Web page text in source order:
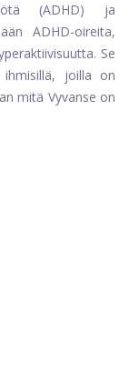
(ADHD) ja
ADHD-oireita,
Se
joilla on
mitä Vyvanse on